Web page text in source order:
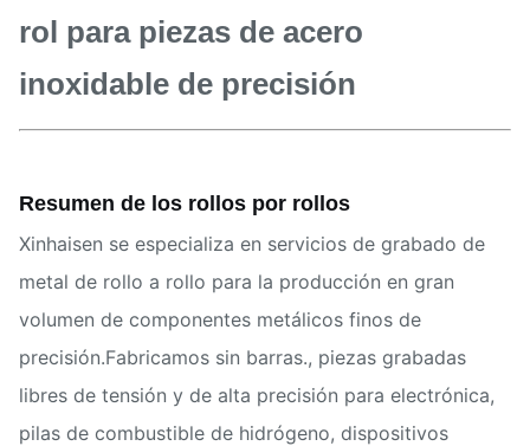
rol para piezas de acero
inoxidable de precisión
Resumen de los rollos por rollos
Xinhaisen se especializa en servicios de grabado de
metal de rollo a rollo para la producción en gran
volumen de componentes metálicos finos de
precisión.Fabricamos sin barras., piezas grabadas
libres de tensión y de alta precisión para electrónica,
pilas de combustible de hidrógeno, dispositivos